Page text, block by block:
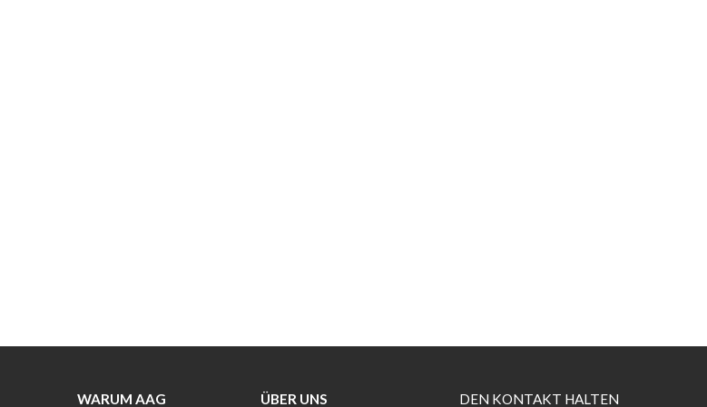
WARUM AAG ÜBER UNS DEN KONTAKT HALTEN